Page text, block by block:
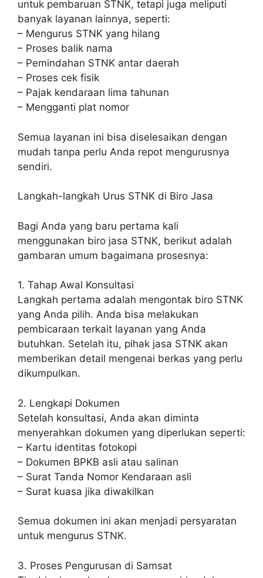
untuk pembaruan STNK, tetapi juga meliputi
banyak layanan lainnya, seperti:
– Mengurus STNK yang hilang
– Proses balik nama
– Pemindahan STNK antar daerah
– Proses cek fisik
– Pajak kendaraan lima tahunan
– Mengganti plat nomor
Semua layanan ini bisa diselesaikan dengan
mudah tanpa perlu Anda repot mengurusnya
sendiri.
Langkah-langkah Urus STNK di Biro Jasa
Bagi Anda yang baru pertama kali
menggunakan biro jasa STNK, berikut adalah
gambaran umum bagaimana prosesnya:
1. Tahap Awal Konsultasi
Langkah pertama adalah mengontak biro STNK
yang Anda pilih. Anda bisa melakukan
pembicaraan terkait layanan yang Anda
butuhkan. Setelah itu, pihak jasa STNK akan
memberikan detail mengenai berkas yang perlu
dikumpulkan.
2. Lengkapi Dokumen
Setelah konsultasi, Anda akan diminta
menyerahkan dokumen yang diperlukan seperti:
– Kartu identitas fotokopi
– Dokumen BPKB asli atau salinan
– Surat Tanda Nomor Kendaraan asli
– Surat kuasa jika diwakilkan
Semua dokumen ini akan menjadi persyaratan
untuk mengurus STNK.
3. Proses Pengurusan di Samsat